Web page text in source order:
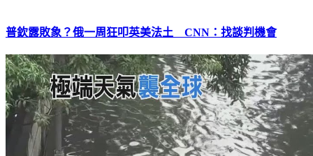
普欽露敗象？俄一周狂叩英美法土 CNN：找談判機會